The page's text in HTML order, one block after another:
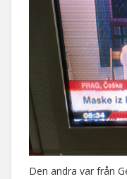
Den andra var från